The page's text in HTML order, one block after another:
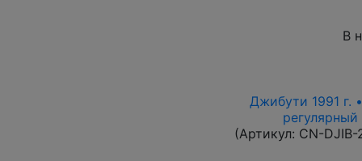
В
Джибути 1991 г.
(Артикул: CN-DJIB-